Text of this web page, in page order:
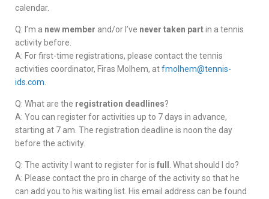
calendar.
Q: I’m a new member and/or I’ve never taken partin a tennis
activity before.
A: For first-time registrations, please contact the tennis
activities coordinator, Firas Molhem, atfmolhem@tennis-
ids.com
Q: What are the registration deadlines?
A: You can register for activities up to 7 days in advance,
starting at 7 am. The registration deadline is noon the day
before the activity.
Q: The activity I want to register for is full
. What should I do?
A: Please contact the pro in charge of the activity so that he
can add you to his waiting list. His email address can be found